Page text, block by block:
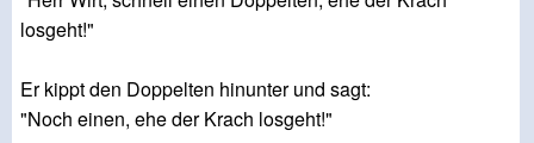
losgeht!"
Er kippt den Doppelten hinunter und sagt:
"Noch einen, ehe der Krach losgeht!"